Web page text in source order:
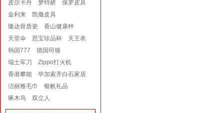
皮尔卡丹 梦特娇
保罗皮具
金利来
凯撒皮具
隆达骨质瓷
香山健康秤
天堂伞
思宝珍品杯
天王表
韩国777
德国司顿
瑞士军刀
Zippo打火机
香港攀能
毕加索齐白石家居
洁丽雅毛巾
银帆礼品
啄木鸟
双立人